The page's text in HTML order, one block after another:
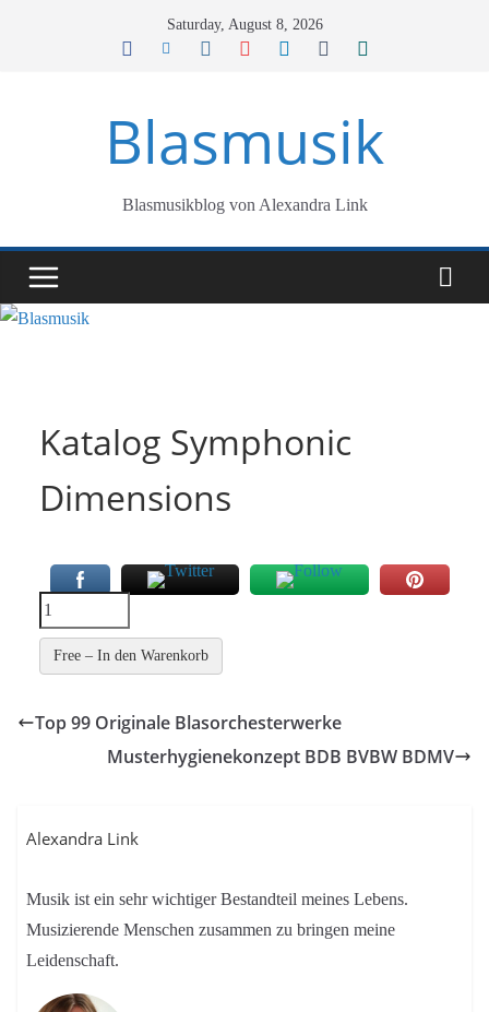
Saturday, August 8, 2026
Blasmusik
Blasmusikblog von Alexandra Link
Katalog Symphonic
Dimensions
Free – In den Warenkorb
Top 99 Originale Blasorchesterwerke
Musterhygienekonzept BDB BVBW BDMV
Alexandra Link
Musik ist ein sehr wichtiger Bestandteil meines Lebens.
Musizierende Menschen zusammen zu bringen meine
Leidenschaft.